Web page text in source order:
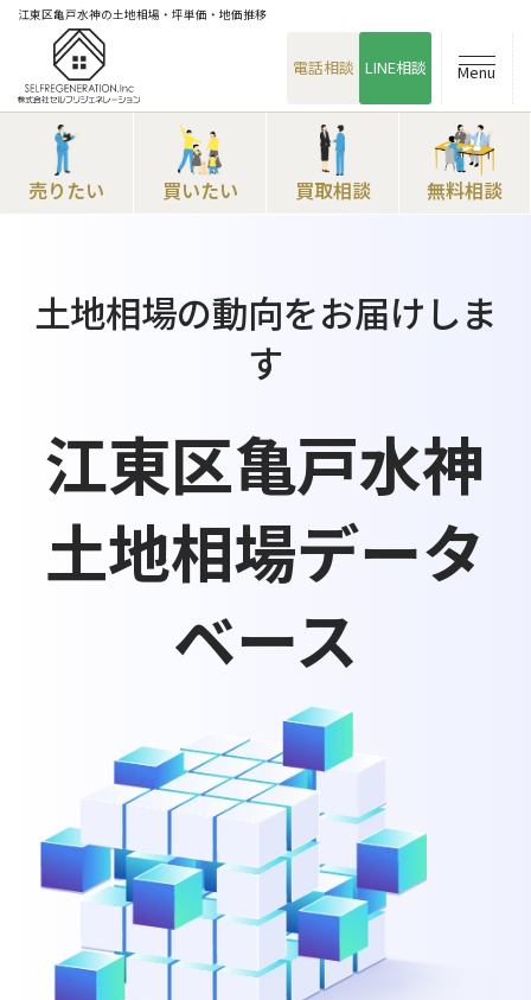
江東区亀戸水神の土地相場・坪単価・地価推移
電話相談 LINE相談 Menu
売りたい 買いたい 買取相談 無料相談
土地相場の動向をお届けしま
す
江東区亀戸水神
土地相場データ
ベース